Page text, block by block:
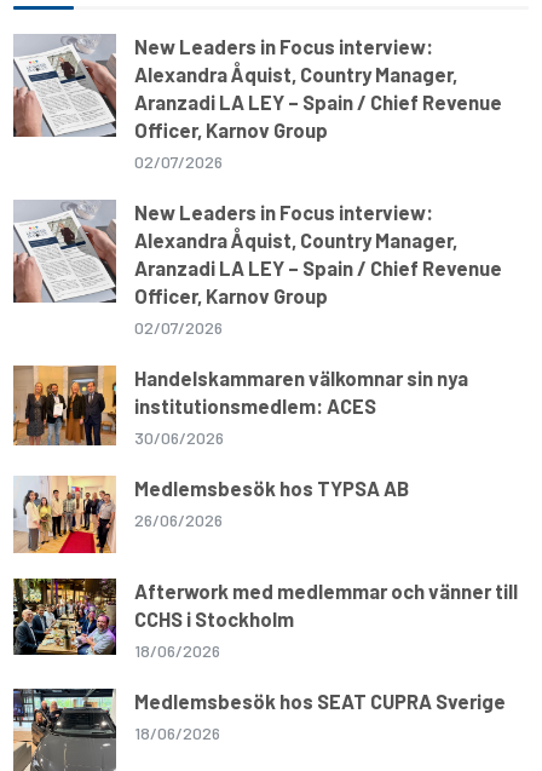
New Leaders in Focus interview:
Alexandra Åquist, Country Manager,
Aranzadi LA LEY – Spain / Chief Revenue
Officer, Karnov Group
02/07/2026
New Leaders in Focus interview:
Alexandra Åquist, Country Manager,
Aranzadi LA LEY – Spain / Chief Revenue
Officer, Karnov Group
02/07/2026
Handelskammaren välkomnar sin nya
institutionsmedlem: ACES
30/06/2026
Medlemsbesök hos TYPSA AB
26/06/2026
Afterwork med medlemmar och vänner till
CCHS i Stockholm
18/06/2026
Medlemsbesök hos SEAT CUPRA Sverige
18/06/2026